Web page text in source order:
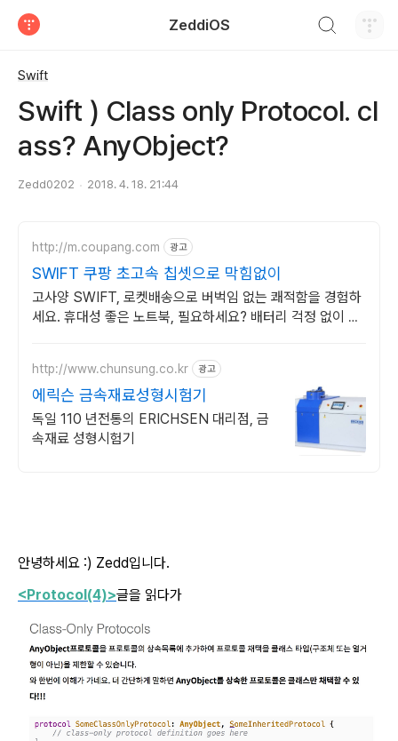
ZeddiOS
Swift
Swift ) Class only Protocol. cl
ass? AnyObject?
Zedd0202 2018. 4. 18. 21:44
http://m.coupang.com 광고
SWIFT 쿠팡 초고속 칩셋으로 막힘없이
고사양 SWIFT, 로켓배송으로 버벅임 없는 쾌적함을 경험하
세요. 휴대성 좋은 노트북, 필요하세요? 배터리 걱정 없이 쿠
http://www.chunsung.co.kr 광고
에릭슨 금속재료성형시험기
독일 110 년전통의 ERICHSEN 대리점, 금
속재료 성형시험기
안녕하세요 :) Zedd입니다.
<Protocol(4)>글을 읽다가